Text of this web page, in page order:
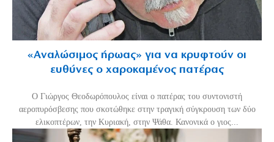
«Aναλώσιμος ήρωας» για να κρυφτούν οι
ευθύνες ο χαροκαμένος πατέρας
Ο Γιώργος Θεοδωρόπουλος είναι ο πατέρας του συντονιστή
αεροπυρόσβεσης που σκοτώθηκε στην τραγική σύγκρουση των δύο
ελικοπτέρων, την Κυριακή, στην Ψάθα. Κανονικά ο γιος...